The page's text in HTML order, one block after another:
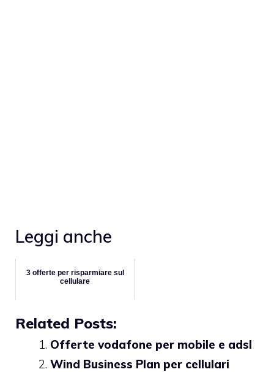
Leggi anche
3 offerte per risparmiare sul
cellulare
Related Posts:
Offerte vodafone per mobile e adsl
Wind Business Plan per cellulari